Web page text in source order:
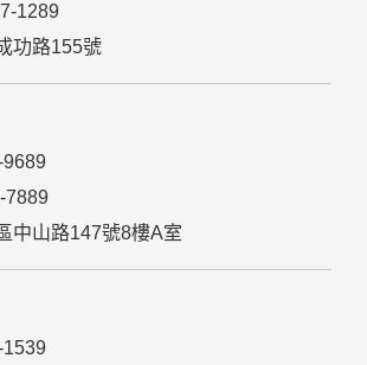
為了辨識、聯絡或採取法律行動所必要
蒐集、處理或利用您的個人資料時，將對
監督管理之責。
務，本網站會在您的電腦中放置並取用我
願接受Cookie的寫入，您可在您使用的
隱私權等級為高，即可拒絕Cookie的寫
之修正
。
1289
功路155號
9689
7889
中山路147號8樓A室
1539